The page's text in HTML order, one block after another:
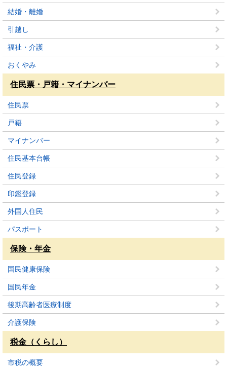
結婚・離婚
引越し
福祉・介護
おくやみ
住民票・戸籍・マイナンバー
住民票
戸籍
マイナンバー
住民基本台帳
住民登録
印鑑登録
外国人住民
パスポート
保険・年金
国民健康保険
国民年金
後期高齢者医療制度
介護保険
税金（くらし）
市税の概要